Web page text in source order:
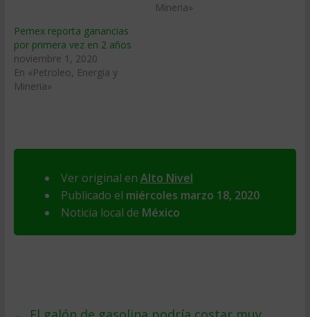
Mineria»
Pemex reporta ganancias
por primera vez en 2 años
noviembre 1, 2020
En «Petroleo, Energia y
Mineria»
Ver original en Alto Nivel
Publicado el miércoles marzo 18, 2020
Noticia local de México